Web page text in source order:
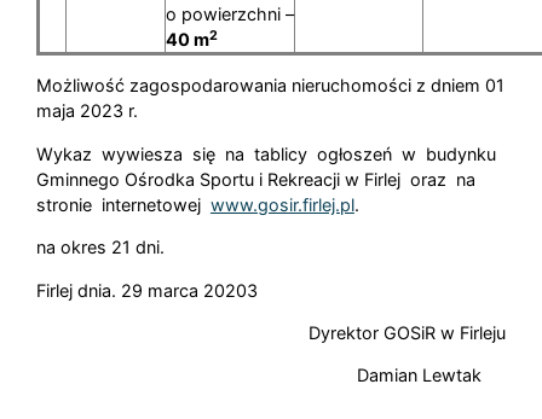
o powierzchni –
40 m2
Możliwość zagospodarowania nieruchomości z dniem 01
maja 2023 r.
Wykaz wywiesza się na tablicy ogłoszeń w budynku
Gminnego Ośrodka Sportu i Rekreacji w Firlej oraz na
stronie internetowej www.gosir.firlej.pl.
na okres 21 dni.
Firlej dnia. 29 marca 20203
Dyrektor GOSiR w Firleju
Damian Lewtak